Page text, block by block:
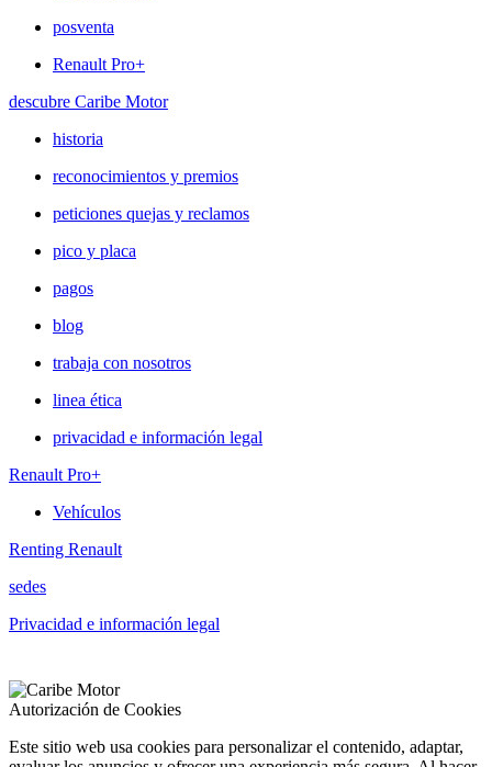
posventa
Renault Pro+
descubre Caribe Motor
historia
reconocimientos y premios
peticiones quejas y reclamos
pico y placa
pagos
blog
trabaja con nosotros
linea ética
privacidad e información legal
Renault Pro+
Vehículos
Renting Renault
sedes
Privacidad e información legal
Autorización de Cookies
Este sitio web usa cookies para personalizar el contenido, adaptar,